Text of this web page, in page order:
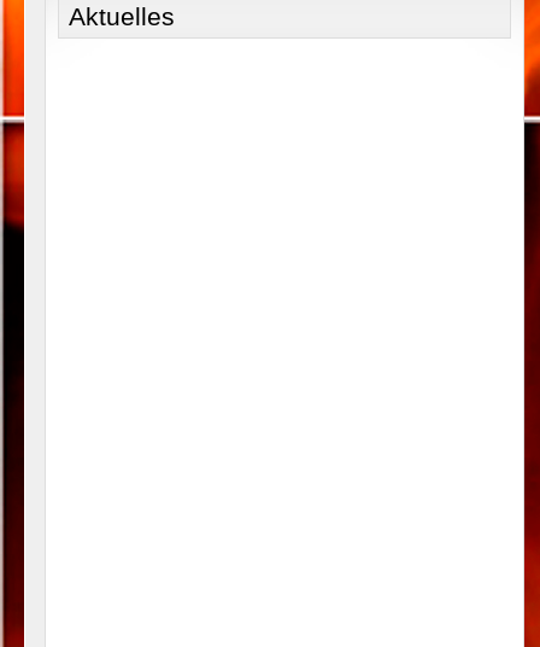
Aktuelles